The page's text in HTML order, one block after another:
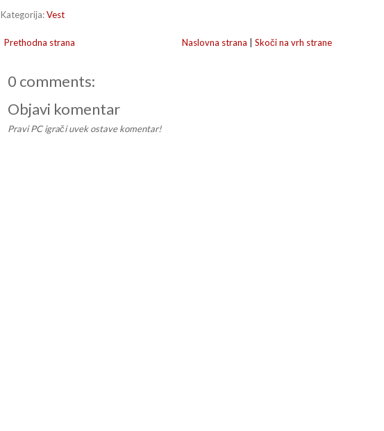
Kategorija:Vest
Prethodna strana Naslovna strana Skoči na vrh strane
0 comments:
Objavi komentar
Pravi PC igrači uvek ostave komentar!